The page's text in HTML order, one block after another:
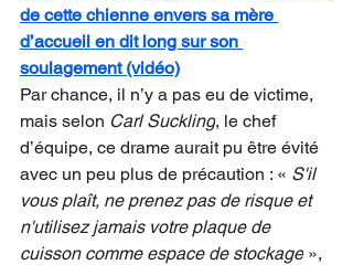
de cette chienne envers sa mère
d’accueil en dit long sur son
soulagement (vidéo)
Par chance, il n’y a pas eu de victime,
mais selon Carl Suckling, le chef
d’équipe, ce drame aurait pu être évité
avec un peu plus de précaution : « S'il
vous plaît, ne prenez pas de risque et
n'utilisez jamais votre plaque de
cuisson comme espace de stockage »,